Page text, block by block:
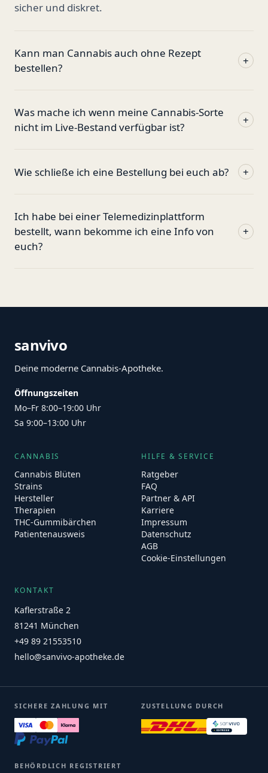
sicher und diskret.
Kann man Cannabis auch ohne Rezept
bestellen?
+
Was mache ich wenn meine Cannabis-Sorte
nicht im Live-Bestand verfügbar ist?
+
Wie schließe ich eine Bestellung bei euch ab? +
Ich habe bei einer Telemedizinplattform
bestellt, wann bekomme ich eine Info von
euch?
+
sanvivo
Deine moderne Cannabis-Apotheke.
Öffnungszeiten
Mo–Fr 8:00–19:00 Uhr
Sa 9:00–13:00 Uhr
CANNABIS
Cannabis Blüten
Strains
Hersteller
Therapien
THC-Gummibärchen
Patientenausweis
HILFE & SERVICE
Ratgeber
FAQ
Partner & API
Karriere
Impressum
Datenschutz
AGB
Cookie-Einstellungen
KONTAKT
Kaflerstraße 2
81241 München
+49 89 21553510
hello@sanvivo-apotheke.de
SICHERE ZAHLUNG MIT ZUSTELLUNG DURCH
BEHÖRDLICH REGISTRIERT